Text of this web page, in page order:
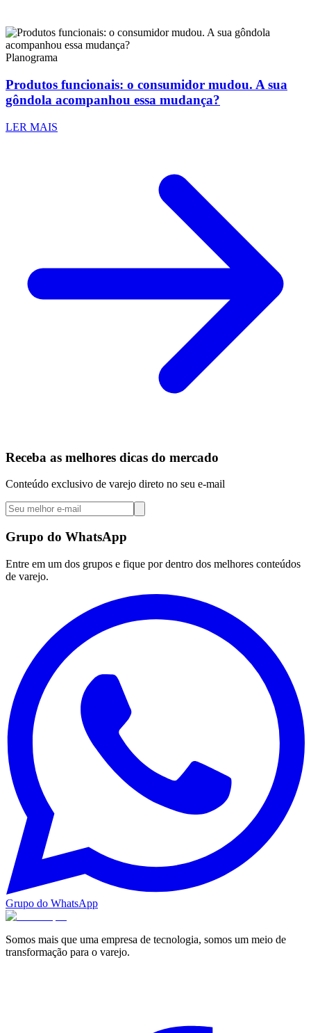
Planograma
Produtos funcionais: o consumidor mudou. A sua
gôndola acompanhou essa mudança?
LER MAIS
Receba as melhores dicas do mercado
Conteúdo exclusivo de varejo direto no seu e-mail
Grupo do WhatsApp
Entre em um dos grupos e fique por dentro dos melhores conteúdos
de varejo.
Grupo do WhatsApp
Somos mais que uma empresa de tecnologia, somos um meio de
transformação para o varejo.